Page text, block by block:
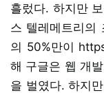
흘렀다. 하지만
스 텔레메트리의
의 50%만이
해 구글은 웹 개
을 벌였다. 하지